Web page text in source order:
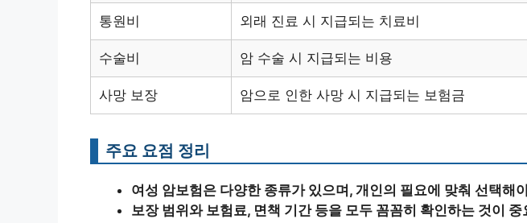
통원비 외래 진료 시 지급되는 치료비
수술비 암 수술 시 지급되는 비용
사망 보장 암으로 인한 사망 시 지급되는 보험금
주요 요점 정리
여성 암보험은 다양한 종류가 있으며, 개인의 필요에 맞춰 선택해
보장 범위와 보험료, 면책 기간 등을 모두 꼼꼼히 확인하는 것이 중